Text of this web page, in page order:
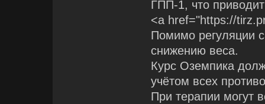
ГПП-1, что
<a href="https://
Помимо регуляции
снижению веса.
Курс Оземпика
учётом всех
При терапии могут